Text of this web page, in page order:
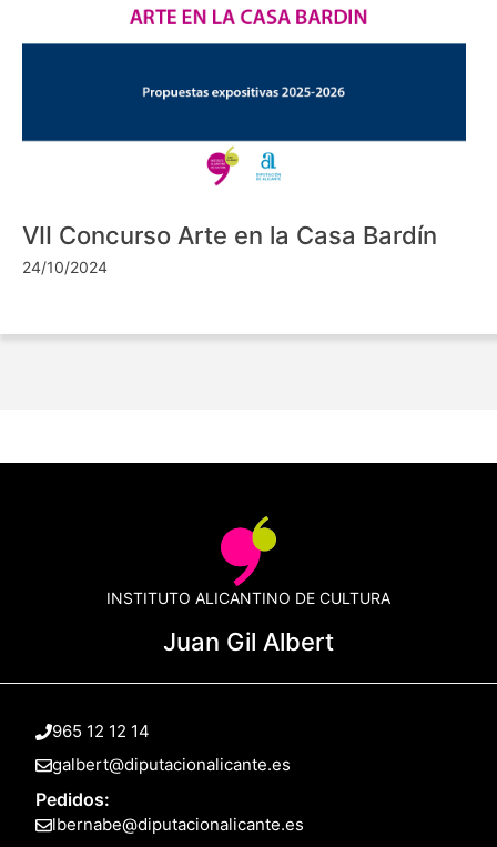
VII Concurso Arte en la Casa Bardín
24/10/2024
INSTITUTO ALICANTINO DE CULTURA
Juan Gil Albert
965 12 12 14
galbert@diputacionalicante.es
Pedidos:
lbernabe@diputacionalicante.es